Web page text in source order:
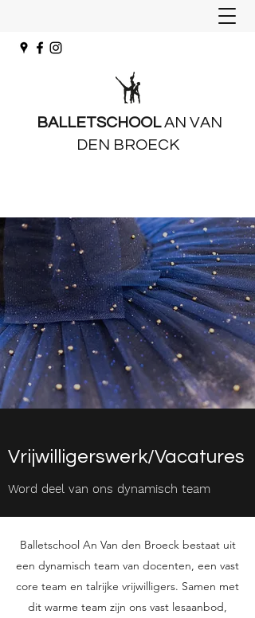
BALLETSCHOOLAN VAN
DEN BROECK
Vrijwilligerswerk/Vacatures
Word deel van ons dynamisch team
Balletschool An Van den Broeck bestaat uit
een dynamisch team van docenten, een vast
core team en talrijke vrijwilligers. Samen met
dit warme team zijn ons vast lesaanbod,